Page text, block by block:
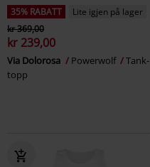
35% RABATT
Lite igjen på lager
kr 369,00
kr 239,00
Via Dolorosa Powerwolf
Tank-
topp